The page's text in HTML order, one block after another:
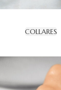
COLLARES